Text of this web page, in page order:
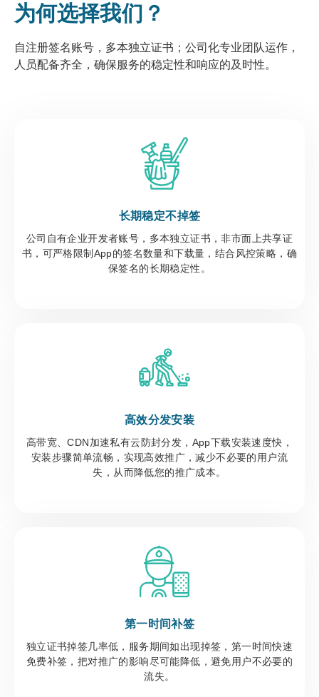
长期稳定不掉签
公司自有企业开发者账号，多本独立证书，非市面上共享证
书，可严格限制App的签名数量和下载量，结合风控策略，确
保签名的长期稳定性。
高效分发安装
高带宽、CDN加速私有云防封分发，App下载安装速度快，
安装步骤简单流畅，实现高效推广，减少不必要的用户流
失，从而降低您的推广成本。
第一时间补签
独立证书掉签几率低，服务期间如出现掉签，第一时间快速
免费补签，把对推广的影响尽可能降低，避免用户不必要的
流失。
为何选择我们？
自注册签名账号，多本独立证书；公司化专业团队运作，
人员配备齐全，确保服务的稳定性和响应的及时性。